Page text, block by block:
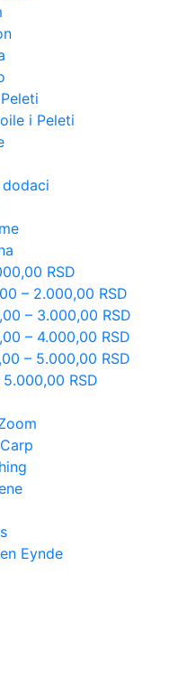
i Peleti
RSD
– 2.000,00 RSD
– 3.000,00 RSD
– 4.000,00 RSD
– 5.000,00 RSD
RSD
Eynde